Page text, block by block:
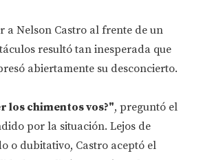
a Nelson Castro al frente de un
resultó tan inesperada que
abiertamente su desconcierto.
los chimentos vos?", preguntó el
por la situación. Lejos de
o dubitativo, Castro aceptó el